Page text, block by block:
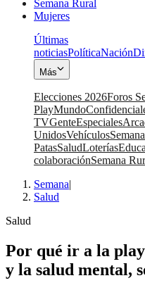
Semana Rural
Mujeres
Últimas
noticiasPolíticaNación
Más
Elecciones 2026Foros
PlayMundo
TVGenteEspeciales
UnidosVehículos
PatasSaludLoterías
colaboraciónSemana
Semana|
Salud
Salud
Por qué ir a la
y la salud mental,